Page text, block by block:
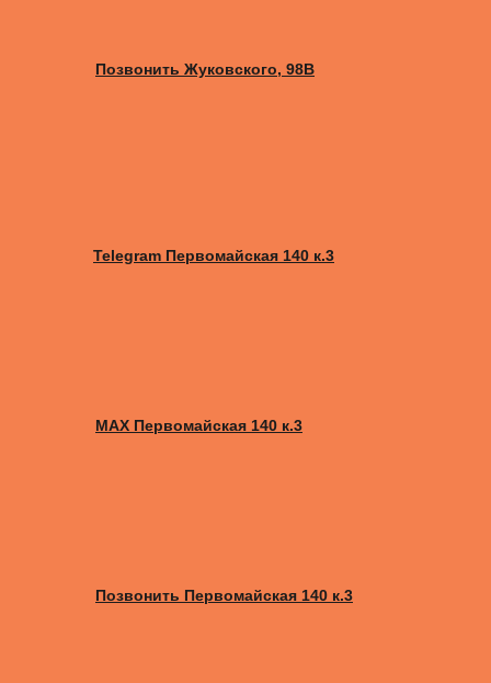
Позвонить Жуковского, 98B
Telegram Первомайская 140 к.3
MAX Первомайская 140 к.3
Позвонить Первомайская 140 к.3